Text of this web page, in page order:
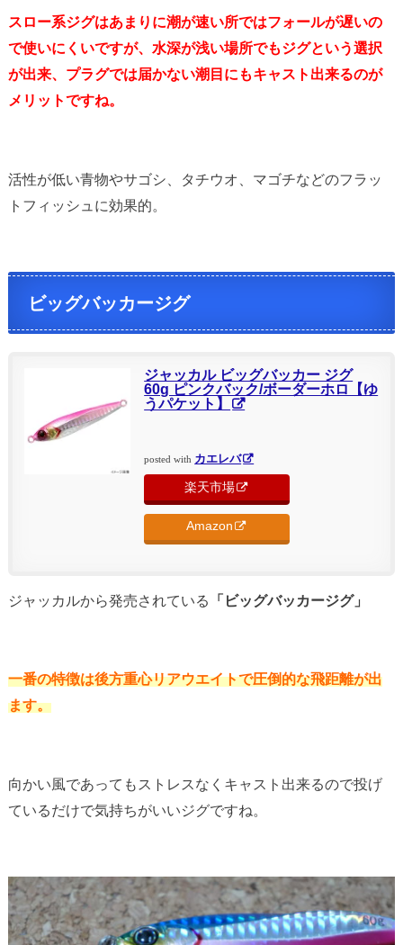
スロー系ジグはあまりに潮が速い所ではフォールが遅いの
で使いにくいですが、水深が浅い場所でもジグという選択
が出来、プラグでは届かない潮目にもキャスト出来るのが
メリットですね。
活性が低い青物やサゴシ、タチウオ、マゴチなどのフラッ
トフィッシュに効果的。
ビッグバッカージグ
ジャッカル ビッグバッカー ジグ
60g ピンクバック/ボーダーホロ【ゆ
うパケット】
posted with カエレバ
楽天市場
Amazon
ジャッカルから発売されている 「ビッグバッカージグ」
一番の特徴は後方重心リアウエイトで圧倒的な飛距離が出
ます。
向かい風であってもストレスなくキャスト出来るので投げ
ているだけで気持ちがいいジグですね。